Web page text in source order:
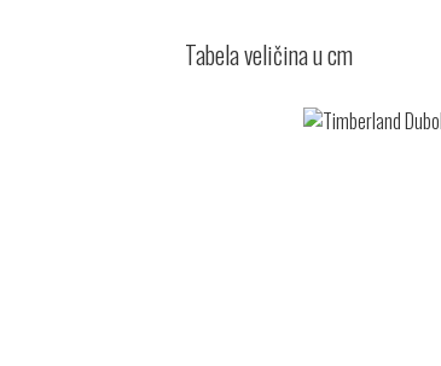
Tabela veličina u cm